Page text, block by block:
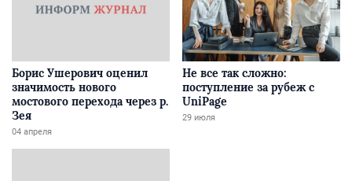
Борис Ушерович оценил
значимость нового
мостового перехода через р.
Зея
04 апреля
Не все так сложно:
поступление за рубеж с
UniPage
29 июля